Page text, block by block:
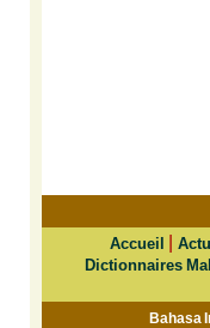
Accueil
Dictionnaires
Bahasa